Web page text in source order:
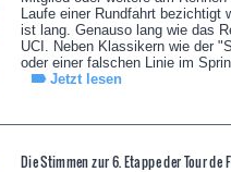
Laufe einer Rundfahrt bezichtigt
ist lang. Genauso lang wie das
UCI. Neben Klassikern wie der
oder einer falschen Linie im
Jetzt lesen
Die Stimmen zur 6. Etappe der Tour de